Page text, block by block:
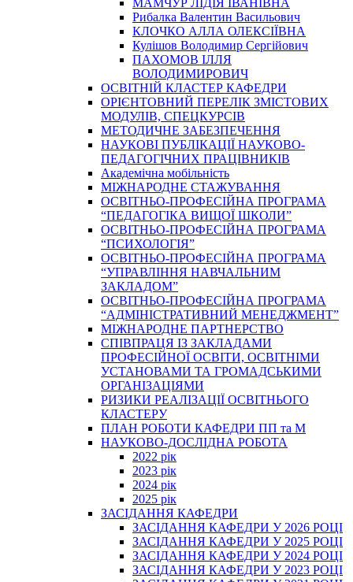
МАМЧУР ЛІДІЯ ІВАНІВНА
Рибалка Валентин Васильович
КЛОЧКО АЛЛА ОЛЕКСІЇВНА
Кулішов Володимир Сергійович
ПАХОМОВ ІЛЛЯ
ВОЛОДИМИРОВИЧ
ОСВІТНІЙ КЛАСТЕР КАФЕДРИ
ОРІЄНТОВНИЙ ПЕРЕЛІК ЗМІСТОВИХ
МОДУЛІВ, СПЕЦКУРСІВ
МЕТОДИЧНЕ ЗАБЕЗПЕЧЕННЯ
НАУКОВІ ПУБЛІКАЦІЇ НАУКОВО-
ПЕДАГОГІЧНИХ ПРАЦІВНИКІВ
Академічна мобільність
МІЖНАРОДНЕ СТАЖУВАННЯ
ОСВІТНЬО-ПРОФЕСІЙНА ПРОГРАМА
“ПЕДАГОГІКА ВИЩОЇ ШКОЛИ”
ОСВІТНЬО-ПРОФЕСІЙНА ПРОГРАМА
“ПСИХОЛОГІЯ”
ОСВІТНЬО-ПРОФЕСІЙНА ПРОГРАМА
“УПРАВЛІННЯ НАВЧАЛЬНИМ
ЗАКЛАДОМ”
ОСВІТНЬО-ПРОФЕСІЙНА ПРОГРАМА
“АДМІНІСТРАТИВНИЙ МЕНЕДЖМЕНТ”
МІЖНАРОДНЕ ПАРТНЕРСТВО
СПІВПРАЦЯ ІЗ ЗАКЛАДАМИ
ПРОФЕСІЙНОЇ ОСВІТИ, ОСВІТНІМИ
УСТАНОВАМИ ТА ГРОМАДСЬКИМИ
ОРГАНІЗАЦІЯМИ
РИЗИКИ РЕАЛІЗАЦІЇ ОСВІТНЬОГО
КЛАСТЕРУ
ПЛАН РОБОТИ КАФЕДРИ ПП та М
НАУКОВО-ДОСЛІДНА РОБОТА
2022 рік
2023 рік
2024 рік
2025 рік
ЗАСІДАННЯ КАФЕДРИ
ЗАСІДАННЯ КАФЕДРИ У 2026 РОЦІ
ЗАСІДАННЯ КАФЕДРИ У 2025 РОЦІ
ЗАСІДАННЯ КАФЕДРИ У 2024 РОЦІ
ЗАСІДАННЯ КАФЕДРИ У 2023 РОЦІ